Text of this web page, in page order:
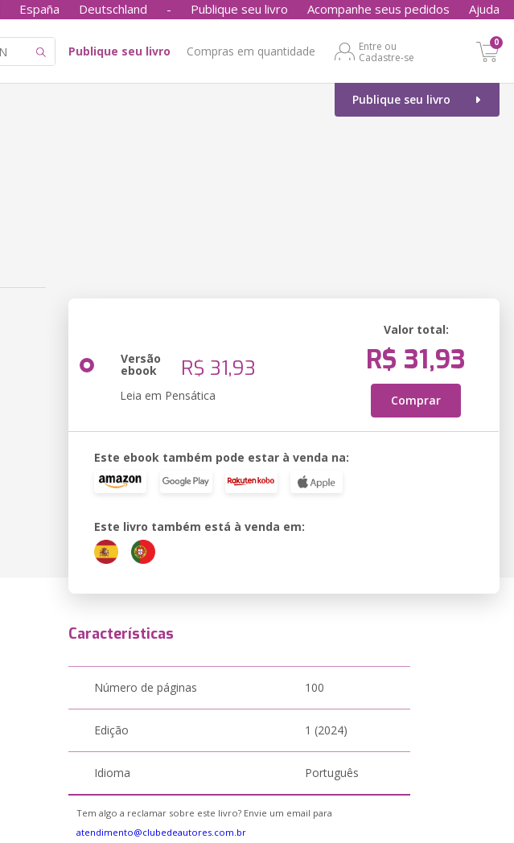
España Deutschland - Publique seu livro Acompanhe seus pedidos Ajuda
Publique seu livro Compras em quantidade
Entre ou
Cadastre-se
0
Publique seu livro
Versão
ebook R$ 31,93
Leia em Pensática
Valor total:
R$ 31,93
Comprar
Este ebook também pode estar à venda na:
Este livro também está à venda em:
Características
Número de páginas 100
Edição 1 (2024)
Idioma Português
Tem algo a reclamar sobre este livro? Envie um email para
atendimento@clubedeautores.com.br